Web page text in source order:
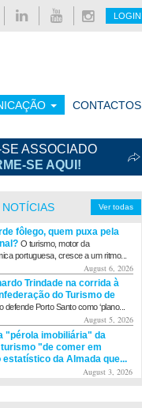
LOGIN
CONTACTOS
ASSOCIADO
SE AQUI!
Ver todas
fôlego, quem puxa pela
O turismo, motor da
portuguesa, cresce a um ritmo...
August 6, 2026
Trindade na corrida à
do Turismo de
defende Porto Santo como ‘plano...
August 5, 2026
"pérola imobiliária" da
"de comer em
da Almada que...
August 3, 2026